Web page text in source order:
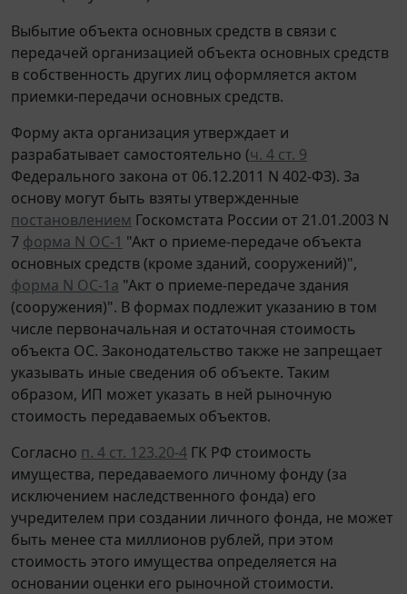
Выбытие объекта основных средств в связи с
передачей организацией объекта основных средств
в собственность других лиц оформляется актом
приемки-передачи основных средств.
Форму акта организация утверждает и
разрабатывает самостоятельно (ч. 4 ст. 9
Федерального закона от 06.12.2011 N 402-ФЗ). За
основу могут быть взяты утвержденные
постановлением Госкомстата России от 21.01.2003 N
7 форма N ОС-1 "Акт о приеме-передаче объекта
основных средств (кроме зданий, сооружений)",
форма N ОС-1а "Акт о приеме-передаче здания
(сооружения)". В формах подлежит указанию в том
числе первоначальная и остаточная стоимость
объекта ОС. Законодательство также не запрещает
указывать иные сведения об объекте. Таким
образом, ИП может указать в ней рыночную
стоимость передаваемых объектов.
Согласно п. 4 ст. 123.20-4 ГК РФ стоимость
имущества, передаваемого личному фонду (за
исключением наследственного фонда) его
учредителем при создании личного фонда, не может
быть менее ста миллионов рублей, при этом
стоимость этого имущества определяется на
основании оценки его рыночной стоимости.